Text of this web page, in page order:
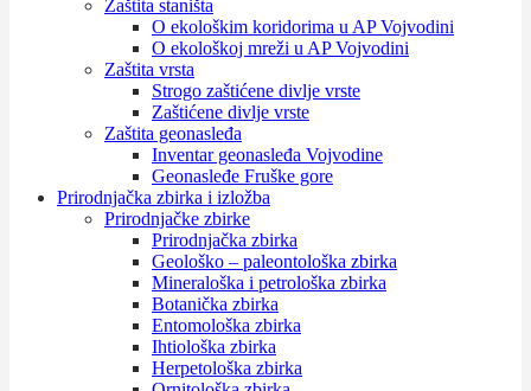
Zaštita staništa
O ekološkim koridorima u AP Vojvodini
O ekološkoj mreži u AP Vojvodini
Zaštita vrsta
Strogo zaštićene divlje vrste
Zaštićene divlje vrste
Zaštita geonasleđa
Inventar geonasleđa Vojvodine
Geonasleđe Fruške gore
Prirodnjačka zbirka i izložba
Prirodnjačke zbirke
Prirodnjačka zbirka
Geološko – paleontološka zbirka
Mineraloška i petrološka zbirka
Botanička zbirka
Entomološka zbirka
Ihtiološka zbirka
Herpetološka zbirka